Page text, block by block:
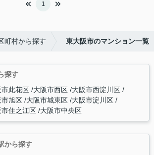
1
町村から探す 東大阪市のマンション一覧
探す
市此花区 大阪市西区 大阪市西淀川区
市旭区 大阪市城東区 大阪市淀川区
市住之江区 大阪市中央区
から探す